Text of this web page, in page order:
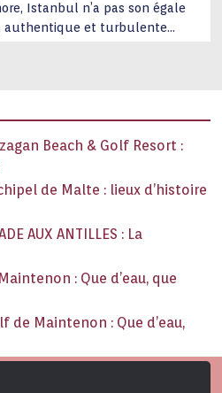
Istanbul n’a pas son égale
authentique et turbulente
Beach & Golf Resort :
de Malte : lieux d’histoire
AUX ANTILLES : La
: Que d’eau, que
de Maintenon : Que d’eau,